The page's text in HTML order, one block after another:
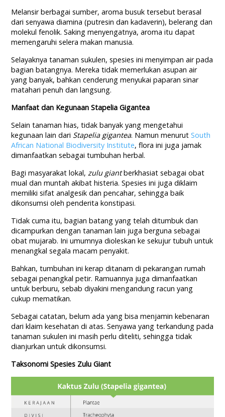
Melansir berbagai sumber, aroma busuk tersebut berasal
dari senyawa diamina (putresin dan kadaverin), belerang dan
molekul fenolik. Saking menyengatnya, aroma itu dapat
memengaruhi selera makan manusia.
Selayaknya tanaman sukulen, spesies ini menyimpan air pada
bagian batangnya. Mereka tidak memerlukan asupan air
yang banyak, bahkan cenderung menyukai paparan sinar
matahari penuh dan langsung.
Manfaat dan Kegunaan Stapelia Gigantea
Selain tanaman hias, tidak banyak yang mengetahui
kegunaan lain dari Stapelia gigantea. Namun menurutSouth
African National Biodiversity Institute, flora ini juga jamak
dimanfaatkan sebagai tumbuhan herbal.
Bagi masyarakat lokal,zulu giantberkhasiat sebagai obat
mual dan muntah akibat histeria. Spesies ini juga diklaim
memiliki sifat analgesik dan pencahar, sehingga baik
dikonsumsi oleh penderita konstipasi.
Tidak cuma itu, bagian batang yang telah ditumbuk dan
dicampurkan dengan tanaman lain juga berguna sebagai
obat mujarab. Ini umumnya dioleskan ke sekujur tubuh untuk
menangkal segala macam penyakit.
Bahkan, tumbuhan ini kerap ditanam di pekarangan rumah
sebagai penangkal petir. Ramuannya juga dimanfaatkan
untuk berburu, sebab diyakini mengandung racun yang
cukup mematikan.
Sebagai catatan, belum ada yang bisa menjamin kebenaran
dari klaim kesehatan di atas. Senyawa yang terkandung pada
tanaman sukulen ini masih perlu diteliti, sehingga tidak
dianjurkan untuk dikonsumsi.
Taksonomi Spesies Zulu Giant